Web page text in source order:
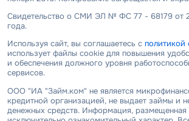
Свидетельство о СМИ ЭЛ № ФС 77 - 68179 от
года.
Используя сайт, вы соглашаетесь с политикой
использует файлы cookie для повышения
и обеспечения должного уровня
сервисов.
ООО "ИА "Займ.ком" не является
кредитной организацией, не выдает займы и
денежных средств. Информация, размещенная